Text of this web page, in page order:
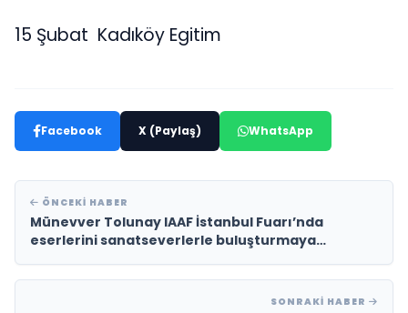
15 Şubat Kadıköy Egitim
Facebook X (Paylaş) WhatsApp
ÖNCEKI HABER
Münevver Tolunay IAAF İstanbul Fuarı’nda
eserlerini sanatseverlerle buluşturmaya
SONRAKI HABER